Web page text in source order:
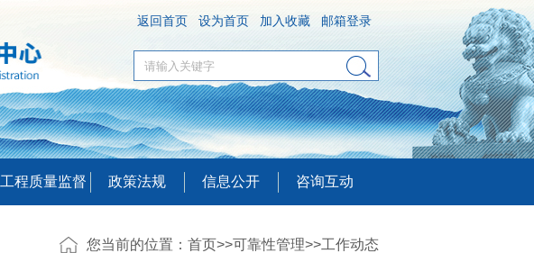
返回首页 设为首页 加入收藏 邮箱登录
工程质量监督 政策法规 信息公开 咨询互动
您当前的位置： 首页>>可靠性管理>>工作动态